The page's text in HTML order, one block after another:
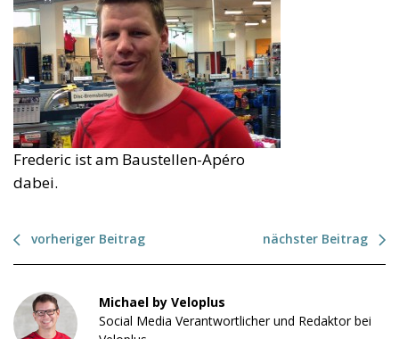
Frederic ist am Baustellen-Apéro
dabei.
vorheriger Beitrag nächster Beitrag
Michael by Veloplus
Social Media Verantwortlicher und Redaktor bei